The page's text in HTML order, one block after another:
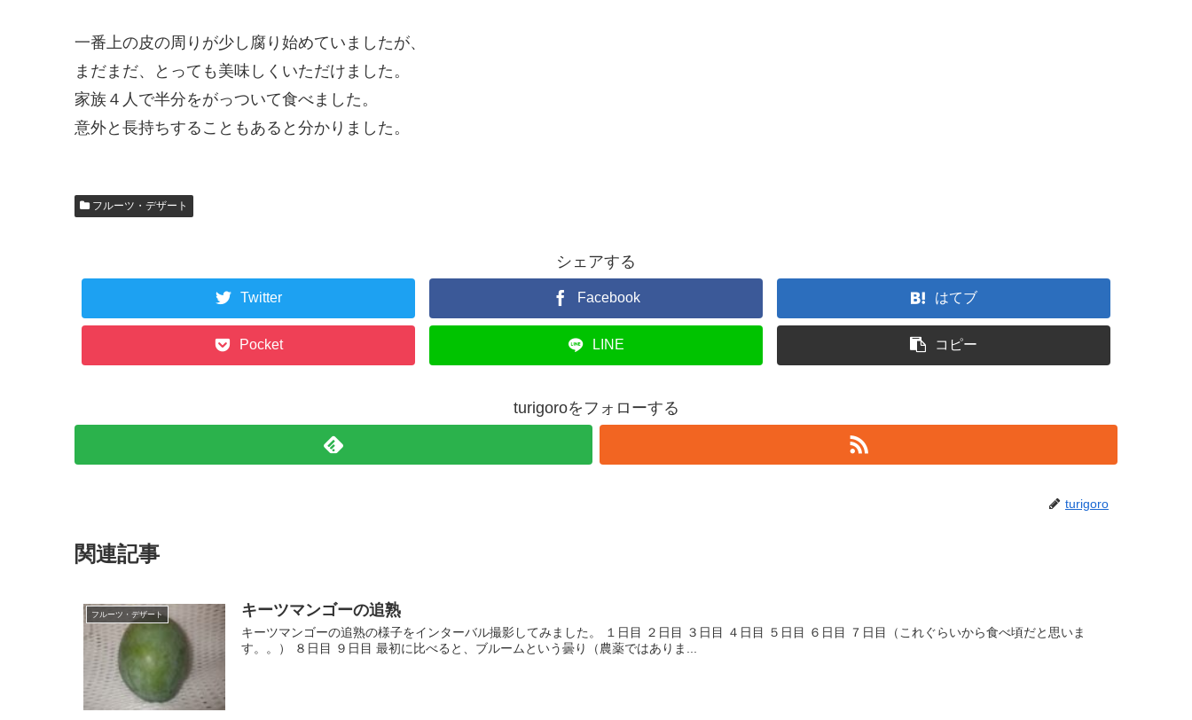
一番上の皮の周りが少し腐り始めていましたが、
まだまだ、とっても美味しくいただけました。
家族４人で半分をがっついて食べました。
意外と長持ちすることもあると分かりました。
フルーツ・デザート
シェアする
Twitter Facebook はてブ
Pocket LINE コピー
turigoroをフォローする
turigoro
関連記事
フルーツ・デザート キーツマンゴーの追熟
キーツマンゴーの追熟の様子をインターバル撮影してみました。 １日目 ２日目 ３日目 ４日目 ５日目 ６日目 ７日目（これぐらいから食べ頃だと思いま
す。。） ８日目 ９日目 最初に比べると、ブルームという曇り（農薬ではありま...